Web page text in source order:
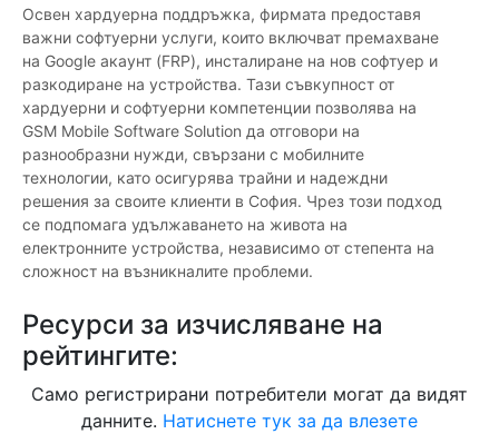
Освен хардуерна поддръжка, фирмата предоставя
важни софтуерни услуги, които включват премахване
на Google акаунт (FRP), инсталиране на нов софтуер и
разкодиране на устройства. Тази съвкупност от
хардуерни и софтуерни компетенции позволява на
GSM Mobile Software Solution да отговори на
разнообразни нужди, свързани с мобилните
технологии, като осигурява трайни и надеждни
решения за своите клиенти в София. Чрез този подход
се подпомага удължаването на живота на
електронните устройства, независимо от степента на
сложност на възникналите проблеми.
Ресурси за изчисляване на
рейтингите:
Само регистрирани потребители могат да видят
данните. Натиснете тук за да влезете